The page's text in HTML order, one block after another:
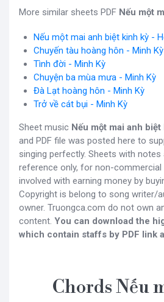
More similar sheets PDF Nếu một
Nếu một mai anh biệt kinh kỳ -
Chuyến tàu hoàng hôn - Minh Kỳ
Tình đời - Minh Kỳ
Chuyện ba mùa mưa - Minh Kỳ
Đà Lạt hoàng hôn - Minh Kỳ
Trở về cát bụi - Minh Kỳ
Sheet music Nếu một mai anh
and PDF file was posted here to
singing perfectly. Sheets with
reference only, for non-commercial
involved with earning money by
Copyright is belong to song writer/
owner. Truongca.com do not own
content. You can download the
which contain staffs by PDF link
Chords Nếu